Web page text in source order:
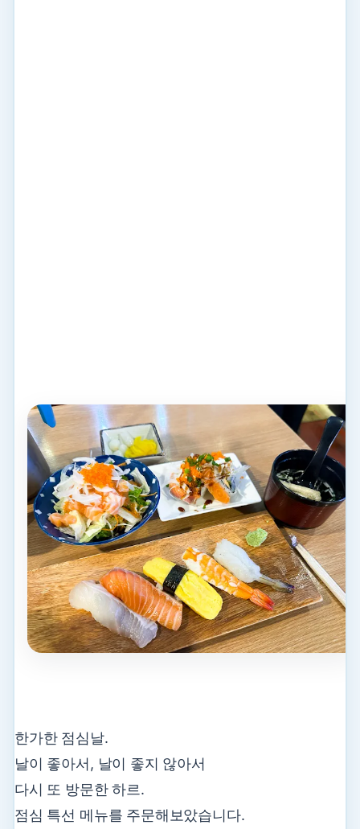
한가한 점심날.
날이 좋아서, 날이 좋지 않아서
다시 또 방문한 하르.
점심 특선 메뉴를 주문해보았습니다.